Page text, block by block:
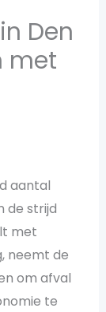
Den
met
aantal
de strijd
met
neemt de
om afval
te